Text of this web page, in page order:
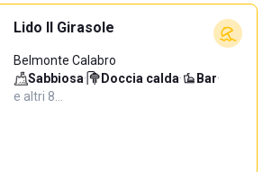
Lido Il Girasole
Belmonte Calabro
Sabbiosa· Doccia calda· Bar·
e altri 8…